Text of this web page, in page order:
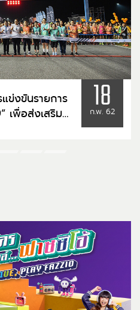
ข่งขันรายการ
เพื่อส่งเสริม
18
ก.พ. 62